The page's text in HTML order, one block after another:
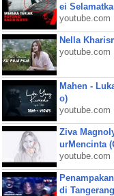
ei
youtube.com
Nella
youtube.com
Mahen -
o)
youtube.com
Ziva
urMencinta
youtube.com
di